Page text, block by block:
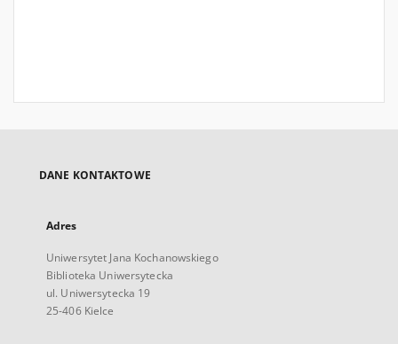
DANE KONTAKTOWE
Adres
Uniwersytet Jana Kochanowskiego
Biblioteka Uniwersytecka
ul. Uniwersytecka 19
25-406 Kielce